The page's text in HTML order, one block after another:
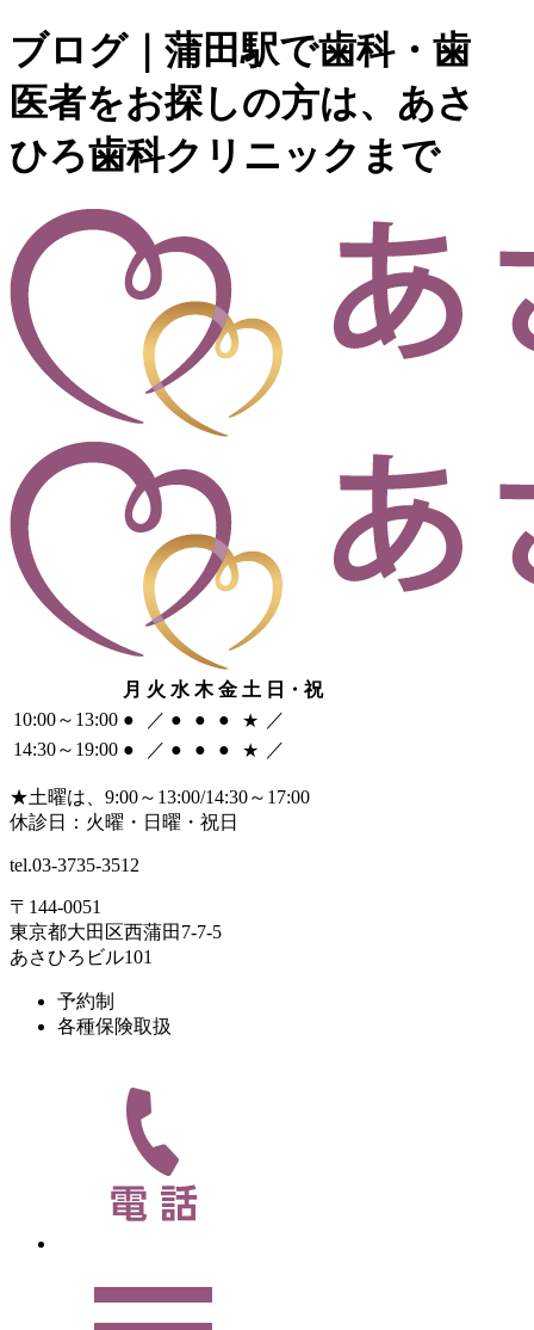
ブログ｜蒲田駅で歯科・歯
医者をお探しの方は、あさ
ひろ歯科クリニックまで
月 火 水 木 金 土 日・祝
10:00～13:00 ● ／ ● ● ● ★ ／
14:30～19:00 ● ／ ● ● ● ★ ／
★土曜は、9:00～13:00/14:30～17:00
休診日：火曜・日曜・祝日
tel.03-3735-3512
〒144-0051
東京都大田区西蒲田7-7-5
あさひろビル101
予約制
各種保険取扱